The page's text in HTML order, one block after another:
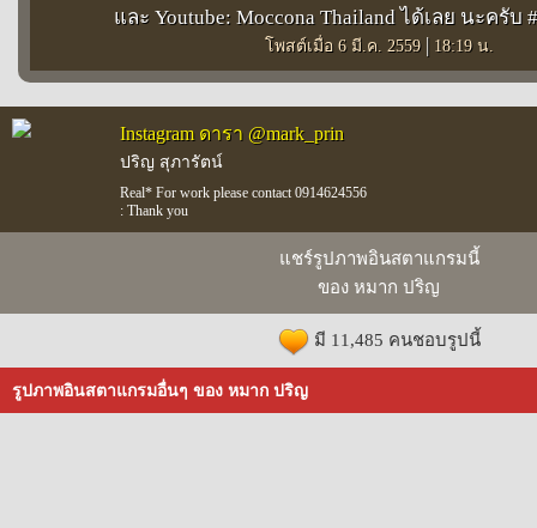
และ Youtube: Moccona Thailand ได้เลย นะครับ
โพสต์เมื่อ 6 มี.ค. 2559 | 18:19 น.
Instagram ดารา @mark_prin
ปริญ สุภารัตน์
Real* For work please contact 0914624556
: Thank you
แชร์รูปภาพอินสตาแกรมนี้
ของ หมาก ปริญ
มี 11,485 คนชอบรูปนี้
รูปภาพอินสตาแกรมอื่นๆ ของ หมาก ปริญ